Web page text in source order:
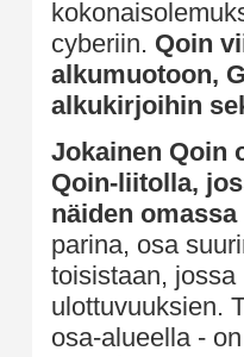
cyberiin. Qoin
alkumuotoon,
alkukirjoihin
Jokainen Qoin
Qoin-liitolla,
näiden
parina, osa
toisistaan,
ulottuvuuksien.
osa-alueella -